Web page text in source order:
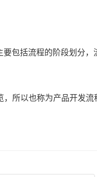
包括流程的阶段划分
所以也称为产品开发流